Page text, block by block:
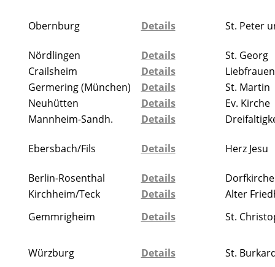
Obernburg Details St. Peter
Nördlingen Details
St. Georg
Crailsheim
Details
Germering (München)
Details
St. Martin
Neuhütten
Details
Ev. Kirche
Mannheim-Sandh.
Details
Ebersbach/Fils Details Herz Jesu
Berlin-Rosenthal Details
Dorfkirche
Kirchheim/Teck
Details
Alter
Gemmrigheim
Details St.
Würzburg Details St.